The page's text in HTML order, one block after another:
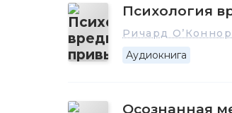
Психология
Ричард О’Коннор
Аудиокнига
Осознанная